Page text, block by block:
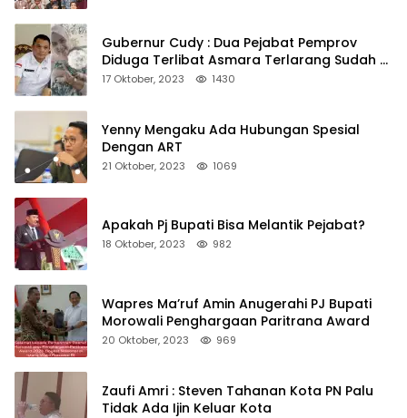
Gubernur Cudy : Dua Pejabat Pemprov
Diduga Terlibat Asmara Terlarang Sudah di
Non Job
17 Oktober, 2023 1430
Yenny Mengaku Ada Hubungan Spesial
Dengan ART
21 Oktober, 2023 1069
Apakah Pj Bupati Bisa Melantik Pejabat?
18 Oktober, 2023 982
Wapres Ma’ruf Amin Anugerahi PJ Bupati
Morowali Penghargaan Paritrana Award
20 Oktober, 2023 969
Zaufi Amri : Steven Tahanan Kota PN Palu
Tidak Ada Ijin Keluar Kota